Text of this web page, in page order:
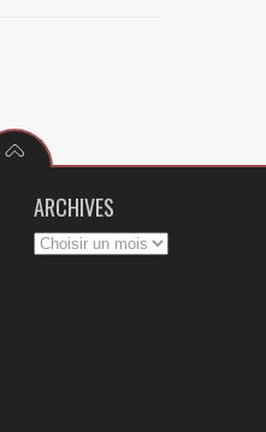
ARCHIVES